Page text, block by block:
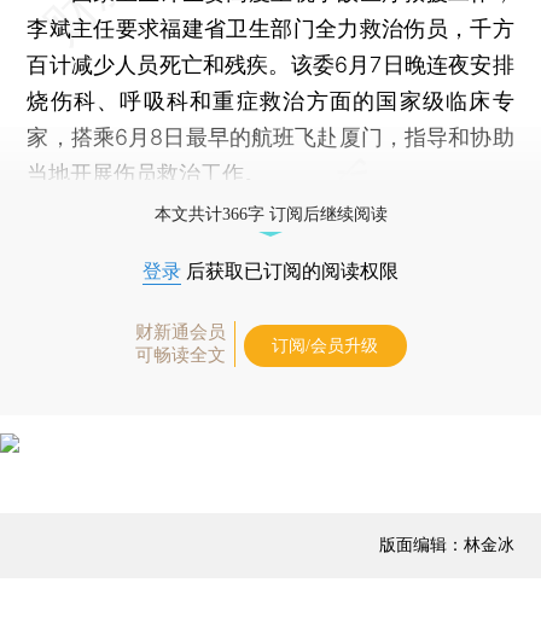
李斌主任要求福建省卫生部门全力救治伤员，千方
百计减少人员死亡和残疾。该委6月7日晚连夜安排
烧伤科、呼吸科和重症救治方面的国家级临床专
家，搭乘6月8日最早的航班飞赴厦门，指导和协助
当地开展伤员救治工作。
本文共计366字 订阅后继续阅读
登录 后获取已订阅的阅读权限
财新通会员
可畅读全文
订阅/会员升级
版面编辑：林金冰